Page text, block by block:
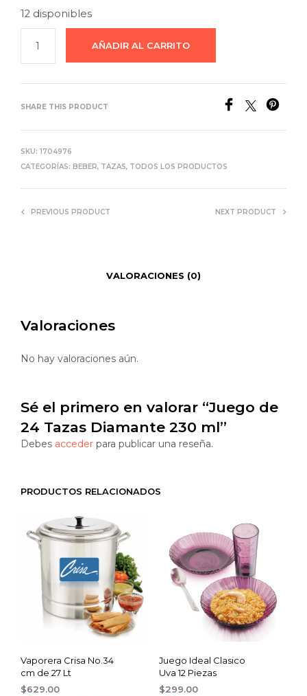
12 disponibles
AÑADIR AL CARRITO
SHARE THIS PRODUCT
SKU: 1704976
CATEGORÍAS: BEBER, TAZAS, TODOS LOS PRODUCTOS
PREVIOUS PRODUCT NEXT PRODUCT
VALORACIONES (0)
Valoraciones
No hay valoraciones aún.
Sé el primero en valorar “Juego de
24 Tazas Diamante 230 ml”
Debes acceder para publicar una reseña.
PRODUCTOS RELACIONADOS
Vaporera Crisa No.34
cm de 27 Lt
$629.00
Juego Ideal Clasico
Uva 12 Piezas
$299.00